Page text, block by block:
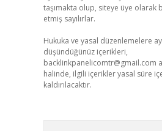
taşımakta olup, siteye üye olarak
etmiş sayılırlar.
Hukuka ve yasal düzenlemelere
düşündüğünüz içerikleri,
backlinkpanelicomtr@gmail.com
halinde, ilgili içerikler yasal süre
kaldırılacaktır.